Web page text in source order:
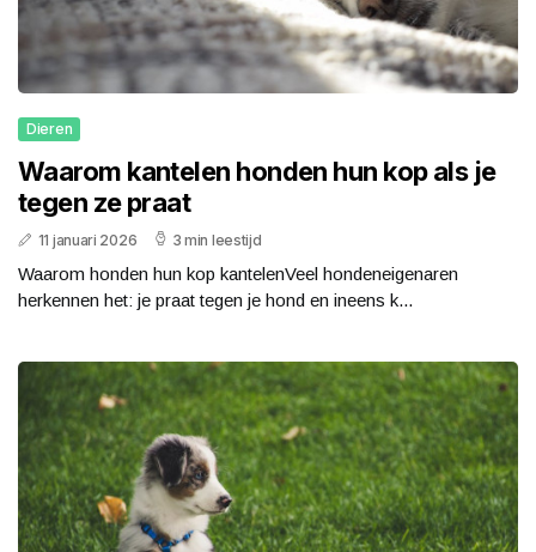
Dieren
Waarom kantelen honden hun kop als je
tegen ze praat
11 januari 2026 3 min leestijd
Waarom honden hun kop kantelenVeel hondeneigenaren
herkennen het: je praat tegen je hond en ineens k...